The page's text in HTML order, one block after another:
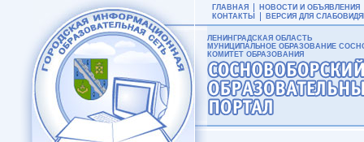
ГЛАВНАЯ
НОВОСТИ И ОБЪЯВЛЕНИЯ
КОНТАКТЫ
ВЕРСИЯ ДЛЯ
ЛЕНИНГРАДСКАЯ ОБЛАСТЬ
МУНИЦИПАЛЬНОЕ ОБРАЗОВАНИЕ
КОМИТЕТ ОБРАЗОВАНИЯ